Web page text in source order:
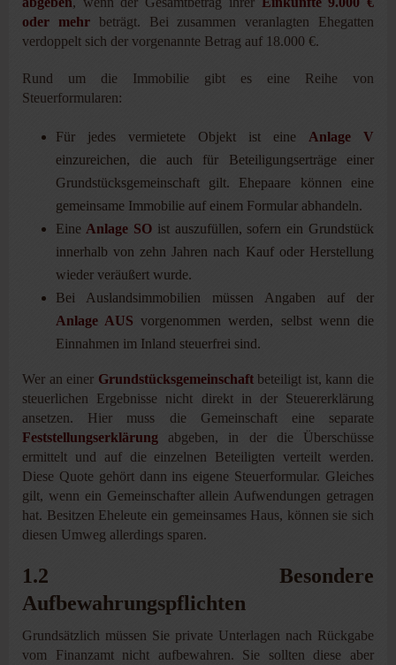
oder mehrbeträgt. Bei zusammen veranlagten Ehegatten
verdoppelt sich der vorgenannte Betrag auf 18.000 €.
Rund um die Immobilie gibt es eine Reihe von
Steuerformularen:
Für jedes vermietete Objekt ist eine Anlage V
einzureichen, die auch für Beteiligungserträge einer
Grundstücksgemeinschaft gilt. Ehepaare können eine
gemeinsame Immobilie auf einem Formular abhandeln.
Eine Anlage SO ist auszufüllen, sofern ein Grundstück
innerhalb von zehn Jahren nach Kauf oder Herstellung
wieder veräußert wurde.
Bei Auslandsimmobilien müssen Angaben auf der
Anlage AUS vorgenommen werden, selbst wenn die
Einnahmen im Inland steuerfrei sind.
Wer an einer Grundstücksgemeinschaftbeteiligt ist, kann die
steuerlichen Ergebnisse nicht direkt in der Steuererklärung
ansetzen. Hier muss die Gemeinschaft eine separate
Feststellungserklärung abgeben, in der die Überschüsse
ermittelt und auf die einzelnen Beteiligten verteilt werden.
Diese Quote gehört dann ins eigene Steuerformular. Gleiches
gilt, wenn ein Gemeinschafter allein Aufwendungen getragen
hat. Besitzen Eheleute ein gemeinsames Haus, können sie sich
diesen Umweg allerdings sparen.
1.2 Besondere
Aufbewahrungspflichten
Grundsätzlich müssen Sie private Unterlagen nach Rückgabe
vom Finanzamt nicht aufbewahren. Sie sollten diese aber